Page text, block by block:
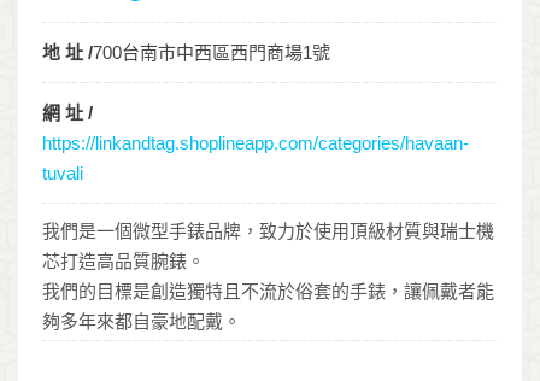
地 址 /700台南市中西區西門商場1號
網 址 /
https://linkandtag.shoplineapp.com/categories/havaan-
tuvali
我們是一個微型手錶品牌，致力於使用頂級材質與瑞士機
芯打造高品質腕錶。
我們的目標是創造獨特且不流於俗套的手錶，讓佩戴者能
夠多年來都自豪地配戴。